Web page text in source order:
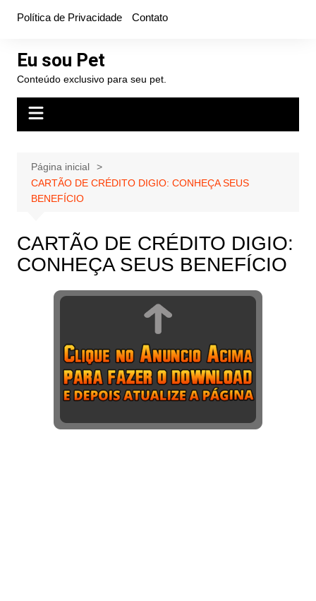
conteúdo
Política de Privacidade Contato
Eu sou Pet
Conteúdo exclusivo para seu pet.
Página inicial
CARTÃO DE CRÉDITO DIGIO: CONHEÇA SEUS
BENEFÍCIO
CARTÃO DE CRÉDITO DIGIO:
CONHEÇA SEUS BENEFÍCIO